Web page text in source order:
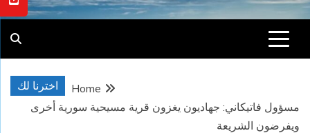
اخترنا لك
Home
مسؤول فاتيكاني: جهاديون يغزون قرية مسيحية سورية أخرى
ويفرضون الشريعة